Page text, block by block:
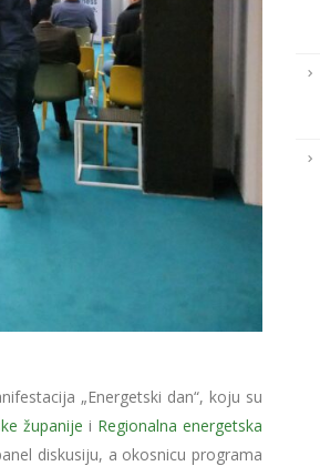
„Energetski dan“, koju su
županije i Regionalna energetska
diskusiju, a okosnicu programa